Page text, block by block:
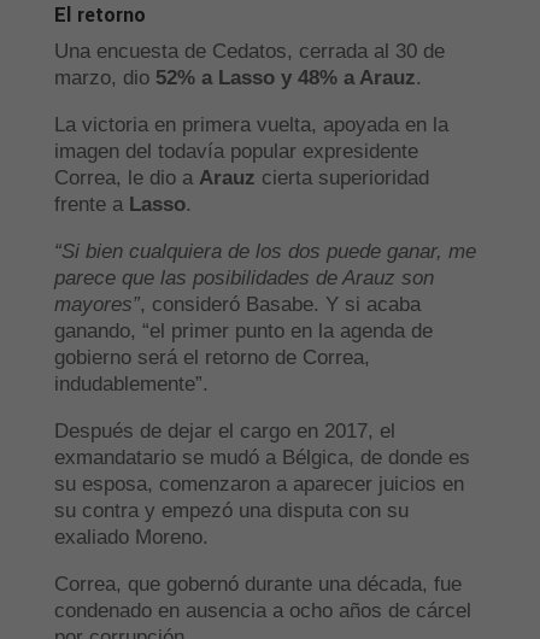
El retorno
Una encuesta de Cedatos, cerrada al 30 de
marzo, dio52% a Lasso y 48% a Arauz.
La victoria en primera vuelta, apoyada en la
imagen del todavía popular expresidente
Correa, le dio a Arauz cierta superioridad
frente a Lasso.
“Si bien cualquiera de los dos puede ganar, me
parece que las posibilidades de Arauz son
mayores”, consideró Basabe. Y si acaba
ganando, “el primer punto en la agenda de
gobierno será el retorno de Correa,
indudablemente”.
Después de dejar el cargo en 2017, el
exmandatario se mudó a Bélgica, de donde es
su esposa, comenzaron a aparecer juicios en
su contra y empezó una disputa con su
exaliado Moreno.
Correa, que gobernó durante una década, fue
condenado en ausencia a ocho años de cárcel